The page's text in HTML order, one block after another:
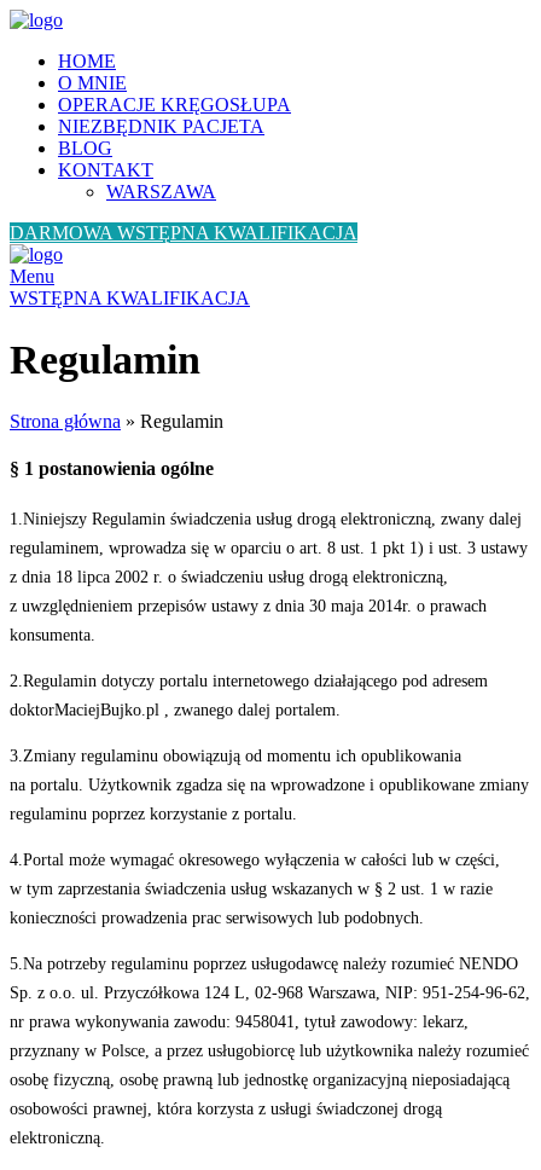
HOME
O MNIE
OPERACJE KRĘGOSŁUPA
NIEZBĘDNIK PACJETA
BLOG
KONTAKT
WARSZAWA
DARMOWA WSTĘPNA KWALIFIKACJA
Menu
WSTĘPNA KWALIFIKACJA
Regulamin
Strona główna » Regulamin
§ 1 postanowienia ogólne
1.Niniejszy Regulamin świadczenia usług drogą elektroniczną, zwany dalej
regulaminem, wprowadza się w oparciu o art. 8 ust. 1 pkt 1) i ust. 3 ustawy
z dnia 18 lipca 2002 r. o świadczeniu usług drogą elektroniczną,
z uwzględnieniem przepisów ustawy z dnia 30 maja 2014r. o prawach
konsumenta.
2.Regulamin dotyczy portalu internetowego działającego pod adresem
doktorMaciejBujko.pl , zwanego dalej portalem.
3.Zmiany regulaminu obowiązują od momentu ich opublikowania
na portalu. Użytkownik zgadza się na wprowadzone i opublikowane zmiany
regulaminu poprzez korzystanie z portalu.
4.Portal może wymagać okresowego wyłączenia w całości lub w części,
w tym zaprzestania świadczenia usług wskazanych w § 2 ust. 1 w razie
konieczności prowadzenia prac serwisowych lub podobnych.
5.Na potrzeby regulaminu poprzez usługodawcę należy rozumieć NENDO
Sp. z o.o. ul. Przyczółkowa 124 L, 02-968 Warszawa, NIP: 951-254-96-62,
nr prawa wykonywania zawodu: 9458041, tytuł zawodowy: lekarz,
przyznany w Polsce, a przez usługobiorcę lub użytkownika należy rozumieć
osobę fizyczną, osobę prawną lub jednostkę organizacyjną nieposiadającą
osobowości prawnej, która korzysta z usługi świadczonej drogą
elektroniczną.